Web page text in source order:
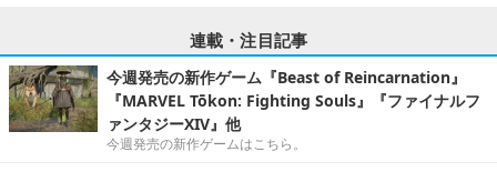
連載・注目記事
今週発売の新作ゲーム『Beast of Reincarnation』
『MARVEL Tōkon: Fighting Souls』『ファイナルフ
ァンタジーXIV』他
今週発売の新作ゲームはこちら。